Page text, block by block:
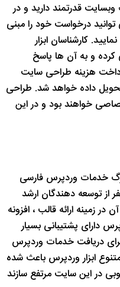
قدرتمند دارید و در
درخواست خود را مبنی
کارشناسان ابزار
و به آن ها پاسخ
هزینه طراحی سایت
داده خواهد شد. طراحی
خواهند بود و در این
خدمات وردپرس فارسی
توسط دو نفر از توسعه دهندگان ارشد
زمینه ارائه قالب ، افزونه
دارای پشتیبانی بسیار
دریافت خدمات وردپرس
ابزار وردپرس باعث شده
در این سایت مرتفع سازند